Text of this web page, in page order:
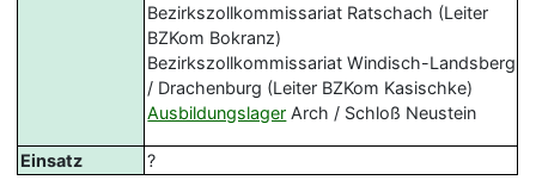
Bezirkszollkommissariat Ratschach (Leiter
BZKom Bokranz)
Bezirkszollkommissariat Windisch-Landsberg
/ Drachenburg (Leiter BZKom Kasischke)
Ausbildungslager Arch / Schloß Neustein
Einsatz ?